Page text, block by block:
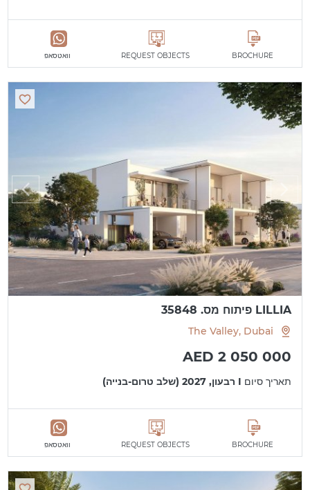
BROCHURE
REQUEST OBJECTS וואטסאפ
LILLIA פיתוח מס. 35848
The Valley, Dubai
AED 2 050 000
תאריך סיום I רבעון, 2027 (שלב טרום-בנייה)
BROCHURE
REQUEST OBJECTS וואטסאפ